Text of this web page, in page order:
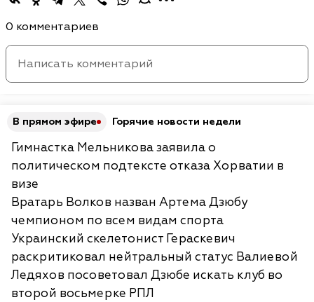
0 комментариев
В прямом эфире Горячие новости недели
Гимнастка Мельникова заявила о
политическом подтексте отказа Хорватии в
визе
Вратарь Волков назван Артема Дзюбу
чемпионом по всем видам спорта
Украинский скелетонист Гераскевич
раскритиковал нейтральный статус Валиевой
Ледяхов посоветовал Дзюбе искать клуб во
второй восьмерке РПЛ